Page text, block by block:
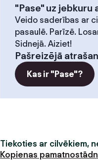
"Pase" uz jebkuru
Veido saderības ar
pasaulē. Parīzē.
Sidnejā. Aiziet!
Pašreizējā
Kas ir "Pase"?
Tiekoties ar cilvēkiem,
Kopienas